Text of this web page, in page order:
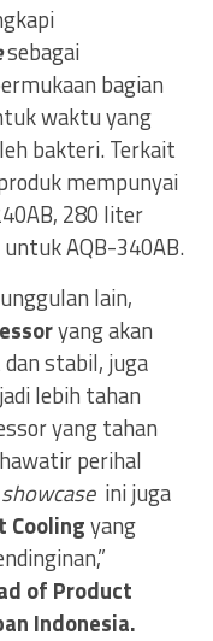
sebagai
bagian
waktu yang
bakteri. Terkait
mempunyai
280 liter
AQB-340AB.
lain,
yang akan
stabil, juga
lebih tahan
yang tahan
perihal
showcase ini juga
Coolingyang
of Product
Indonesia.